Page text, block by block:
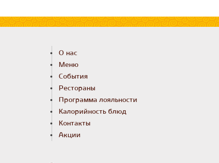
О нас
Меню
События
Рестораны
Программа лояльности
Калорийность блюд
Контакты
Акции